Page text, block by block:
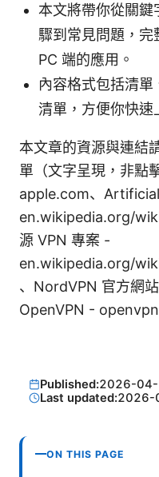
本文將帶你從關鍵
驟到常見問題，完
PC 端的應用。
內容格式包括清
清單，方便你快速
本文章的資源與連結
單（文字呈現，非點
apple.com、
en.wikipedia.org/
源 VPN 專案 -
en.wikipedia.org/
、NordVPN 官方網
OpenVPN -
Published:2026-
Last updated:2026-
ON THIS PAGE